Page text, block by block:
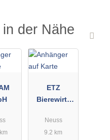
der Nähe
ETZ
Bierewirtz
Neuss
9.2 km